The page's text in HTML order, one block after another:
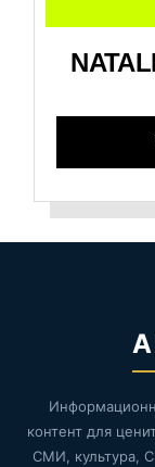
контент для
СМИ, культура,